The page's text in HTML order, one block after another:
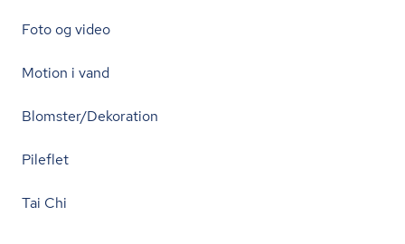
Foto og video
Motion i vand
Blomster/Dekoration
Pileflet
Tai Chi